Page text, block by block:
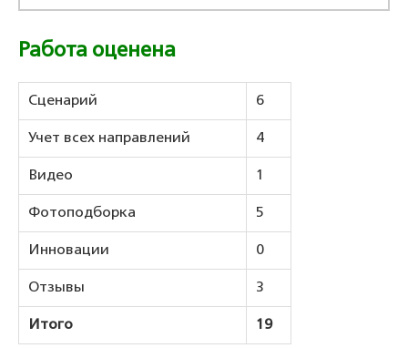
Работа оценена
Сценарий 6
Учет всех направлений 4
Видео 1
Фотоподборка 5
Инновации 0
Отзывы 3
Итого 19